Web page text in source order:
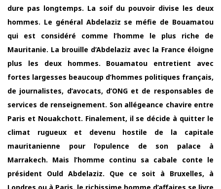
dure pas longtemps. La soif du pouvoir divise les deux
hommes. Le général Abdelaziz se méfie de Bouamatou
qui est considéré comme l’homme le plus riche de
Mauritanie. La brouille d’Abdelaziz avec la France éloigne
plus les deux hommes. Bouamatou entretient avec
fortes largesses beaucoup d’hommes politiques français,
de journalistes, d’avocats, d’ONG et de responsables de
services de renseignement. Son allégeance chavire entre
Paris et Nouakchott. Finalement, il se décide à quitter le
climat rugueux et devenu hostile de la capitale
mauritanienne pour l’opulence de son palace à
Marrakech. Mais l’homme continu sa cabale conte le
président Ould Abdelaziz. Que ce soit à Bruxelles, à
Londres ou à Paris, le richissime homme d’affaires se livre